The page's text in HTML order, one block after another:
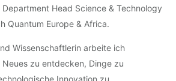
Department Head Science & Technology
Quantum Europe & Africa.
Wissenschaftlerin arbeite ich
zu entdecken, Dinge zu